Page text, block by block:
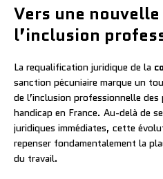
Vers une
l’inclusion
La requalification juridique de la
sanction pécuniaire marque un
de l’inclusion professionnelle
handicap en France. Au-delà de
juridiques immédiates, cette
repenser fondamentalement la
du travail.